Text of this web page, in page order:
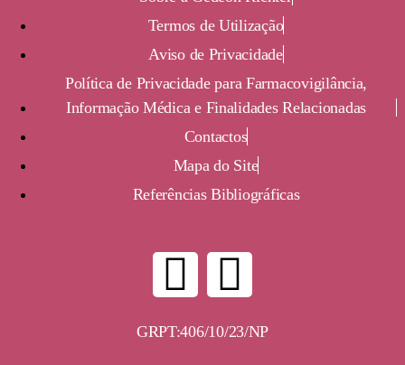
Termos de Utilização
Aviso de Privacidade
Política de Privacidade para Farmacovigilância,
Informação Médica e Finalidades Relacionadas
Contactos
Mapa do Site
Referências Bibliográficas
GRPT:406/10/23/NP